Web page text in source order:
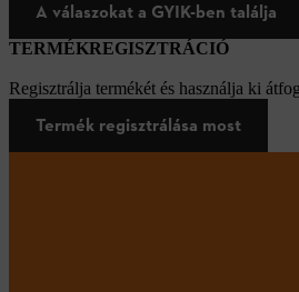
A válaszokat a GYIK-ben találja
TERMÉKREGISZTRÁCIÓ
Regisztrálja termékét és használja ki
Termék regisztrálása most